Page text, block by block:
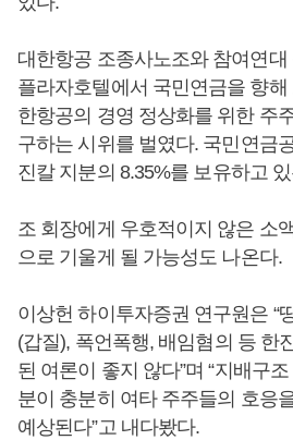
대한항공 조종사노조와 참여연
플라자호텔에서 국민연금을 향해
한항공의 경영 정상화를 위한 주
구하는 시위를 벌였다. 국민연금
진칼 지분의 8.35%를 보유하고
조 회장에게 우호적이지 않은 소
으로 기울게 될 가능성도 나온다.
이상헌 하이투자증권 연구원은 “
(갑질), 폭언폭행, 배임혐의 등 한
된 여론이 좋지 않다”며 “지배구
분이 충분히 여타 주주들의 호응
예상된다”고 내다봤다.